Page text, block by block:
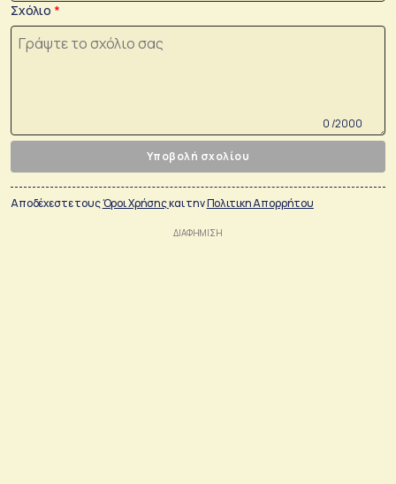
Σχόλιο
0 /2000
Υποβολή σχολίου
Αποδέχεστε τουςΌροι Χρήσηςκαι τηνΠολιτικη Απορρήτου